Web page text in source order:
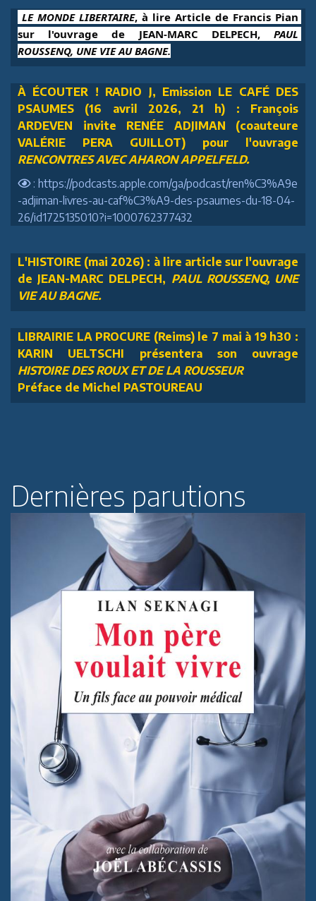
LE MONDE LIBERTAIRE, à lire Article de Francis Pian
sur l'ouvrage de JEAN-MARC DELPECH, PAUL
ROUSSENQ, UNE VIE AU BAGNE.
À ÉCOUTER ! RADIO J, Emission LE CAFÉ DES
PSAUMES (16 avril 2026, 21 h) : François
ARDEVEN invite RENÉE ADJIMAN (coauteure
VALÉRIE PERA GUILLOT) pour l'ouvrage
RENCONTRES AVEC AHARON APPELFELD.
: https://podcasts.apple.com/ga/podcast/ren%C3%A9e
-adjiman-livres-au-caf%C3%A9-des-psaumes-du-18-04-
26/id1725135010?i=1000762377432
L'HISTOIRE (mai 2026) : à lire article sur l'ouvrage
de JEAN-MARC DELPECH, PAUL ROUSSENQ, UNE
VIE AU BAGNE.
LIBRAIRIE LA PROCURE (Reims) le 7 mai à 19 h30 :
KARIN UELTSCHI présentera son ouvrage
HISTOIRE DES ROUX ET DE LA ROUSSEUR
Préface de Michel PASTOUREAU
Dernières parutions